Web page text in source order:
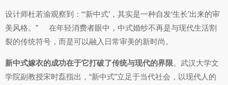
设计师杜若渝观察到：“‘新中式’，其实是一种自发‘生长’出来的审
美风格。”
在年轻消费者眼中，中式婚纱不再是与现代生活割
裂的传统符号，而是可以融入日常审美的新时尚。
新中式嫁衣的成功在于它打破了传统与现代的界限。武汉大学文
学院副教授宋时磊指出，“新中式”立足于当代社会，以现代人的